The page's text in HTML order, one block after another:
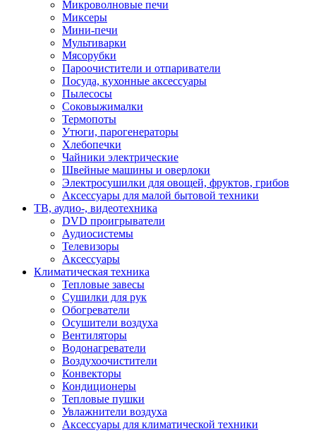
Микроволновые печи
Миксеры
Мини-печи
Мультиварки
Мясорубки
Пароочистители и отпариватели
Посуда, кухонные аксессуары
Пылесосы
Соковыжималки
Термопоты
Утюги, парогенераторы
Хлебопечки
Чайники электрические
Швейные машины и оверлоки
Электросушилки для овощей, фруктов, грибов
Аксессуары для малой бытовой техники
ТВ, аудио-, видеотехника
DVD проигрыватели
Аудиосистемы
Телевизоры
Аксессуары
Климатическая техника
Тепловые завесы
Сушилки для рук
Обогреватели
Осушители воздуха
Вентиляторы
Водонагреватели
Воздухоочистители
Конвекторы
Кондиционеры
Тепловые пушки
Увлажнители воздуха
Аксессуары для климатической техники